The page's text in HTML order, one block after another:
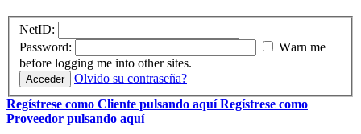
NetID:
Password: Warn me
before logging me into other sites.
Olvido su contraseña?
Regístrese como Cliente pulsando aquíRegístrese como
Proveedor pulsando aquí